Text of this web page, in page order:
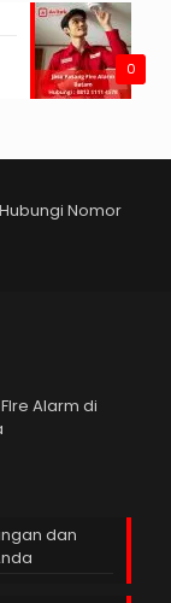
0
Hubungi Nomor
Alarm di
dan